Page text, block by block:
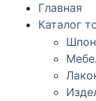
Главная
Каталог